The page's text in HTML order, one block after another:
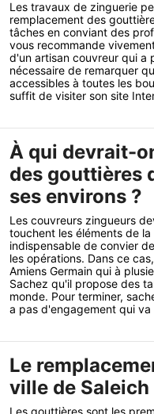
Les travaux de zinguerie
remplacement des
tâches en conviant des
vous recommande
d'un artisan couvreur qui a
nécessaire de remarquer
accessibles à toutes les
suffit de visiter son site
À qui devrait-
des gouttières
ses environs ?
Les couvreurs zingueurs
touchent les éléments de
indispensable de convier
les opérations. Dans ce
Amiens Germain qui à
Sachez qu'il propose des
monde. Pour terminer,
a pas d'engagement qui va
Le
ville de